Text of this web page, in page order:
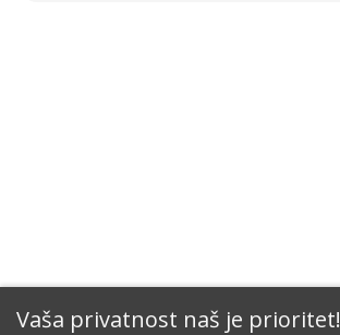
Vaša privatnost naš je prioritet!